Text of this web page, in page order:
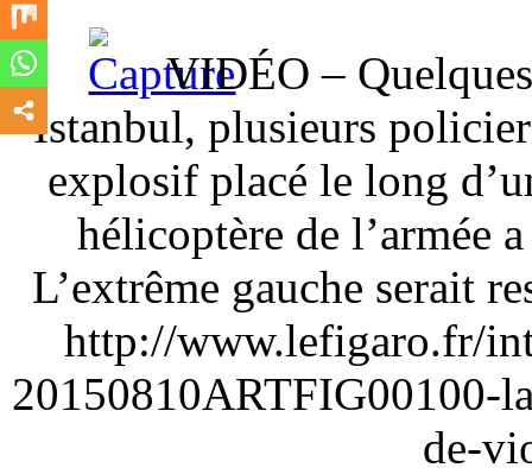
VIDÉO –
Istanbul, plusieurs
explosif placé le long
hélicoptère de l’armée
L’extrême gauche serait
http://www.lefigaro.fr/
20150810ARTFIG00100-
de-